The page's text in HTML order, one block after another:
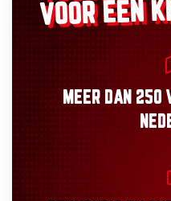
VOOR EEN
MEER DAN 250